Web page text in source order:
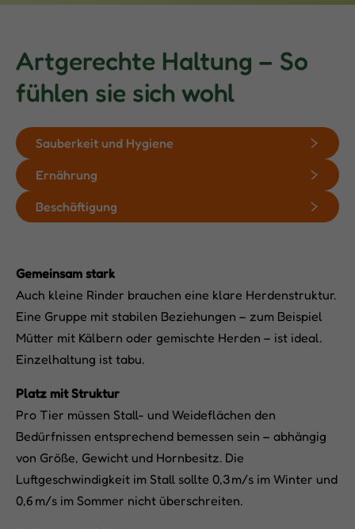
Artgerechte Haltung – So
fühlen sie sich wohl
Sauberkeit und Hygiene
Ernährung
Beschäftigung
Gemeinsam stark
Auch kleine Rinder brauchen eine klare Herdenstruktur.
Eine Gruppe mit stabilen Beziehungen – zum Beispiel
Mütter mit Kälbern oder gemischte Herden – ist ideal.
Einzelhaltung ist tabu.
Platz mit Struktur
Pro Tier müssen Stall- und Weideflächen den
Bedürfnissen entsprechend bemessen sein – abhängig
von Größe, Gewicht und Hornbesitz. Die
Luftgeschwindigkeit im Stall sollte 0,3 m/s im Winter und
0,6 m/s im Sommer nicht überschreiten.